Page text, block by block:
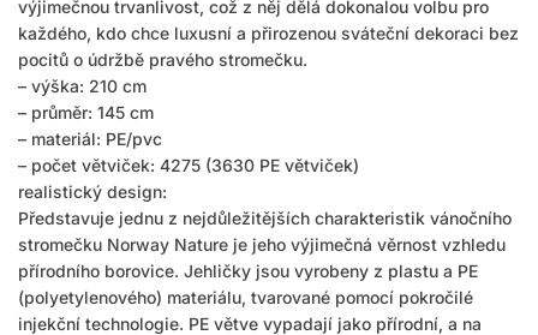
výjimečnou trvanlivost, což z něj dělá dokonalou volbu pro
každého, kdo chce luxusní a přirozenou sváteční dekoraci bez
pocitů o údržbě pravého stromečku.
– výška: 210 cm
– průměr: 145 cm
– materiál: PE/pvc
– počet větviček: 4275 (3630 PE větviček)
realistický design:
Představuje jednu z nejdůležitějších charakteristik vánočního
stromečku Norway Nature je jeho výjimečná věrnost vzhledu
přírodního borovice. Jehličky jsou vyrobeny z plastu a PE
(polyetylenového) materiálu, tvarované pomocí pokročilé
injekční technologie. PE větve vypadají jako přírodní, a na